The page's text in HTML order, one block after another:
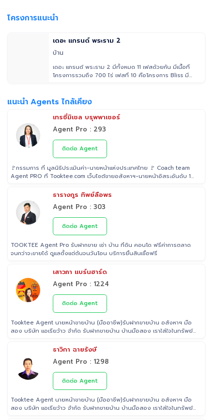
นอนทุกห้องมีห้องน้ำในตัว • พื้นที่ใช้สอยกว้าง โปร่งโล่งสบาย • ทำเลดี เดินทาง
สะดวก ใกล้ทางด่วนและสิ่งอำนวยความสะดวก ทำเลศักยภาพ: พระราม 2 - พัน
สัมชัญพระราม2, รพ.ชั้นนำต่างๆ สิ่งอำนวยความสะดวกโครงการ สระว่ายน้ำ,
สามารถดูหรือดาวน์โหลดไฟล์ pdf ได้ตามลิงค์ด้านล่างนี้
https://1drv.ms/b/c/1be6c7ff3f8d1fab/IQA2BCmM_go4RqTcsR-
a_nS0AcJUjQei3Wl_ENgF-Ba_0iA?e=M3wkIH
โครงการแนะนำ
เดอะ แกรนด์ พระราม 2
บ้าน
เดอะ แกรนด์ พระราม 2 มีทั้งหมด 11 เฟสด้วยกัน มีเนื้อที่
โครงการรวมถึง 700 ไร่ เฟสที่ 10 คือโครงการ Bliss มี
แนะนำ Agents ไกล้เคียง
เทรซี่มิเชล บรุพพาเชอร์
Agent Pro : 293
ติดต่อ Agent
🚩กรรมการ ที่ มูลนิธิประเมินค่า-นายหน้าแห่งประเทศไทย 🚩 Coach team
Agent PRO ที่ Tooktee.com เว็บไซต์ขายอสังหาฯ-นายหน้าอิสระอันดับ 1
อสังหาริมทรัพย์ไทย 🚩 Property Consultant ที่ Tooktee ขาย-ซื้อ บ้าน
มือสอง อสังหาริมทรัพย์ กรุงเทพและปริมณฑล 🚩 อนุกรรม ที่สมาคมนาย
หน้า อสังหาริมทรัพย์ 🚩 อดีต Sale นายหน้าอสังหาริมทรัพย์ ที่ RE/MAX
และ ERA
ธารางกูร ทิพย์ลือพร
Agent Pro : 303
ติดต่อ Agent
TOOKTEE Agent Pro รับฝากขาย เช่า บ้าน ที่ดิน คอนโด ฟรีค่าการตลาด
จนกว่าจะขายได้ ดูแลตั้งแต่ต้นจนวันโอน บริการยื่นสินเชื่อฟรี
เสาวภา แบร์นฮาร์ด
Agent Pro : 1224
ติดต่อ Agent
Tooktee Agent นายหน้าขายบ้าน (มืออาชีพ)รับฝากขายบ้าน อสังหาฯ มือ
สอง บริษัท แอเรียว้าว จำกัด รับฝากขายบ้าน บ้านมือสอง เราใส่ใจในทรัพย์
ตั้งแต่การประเมินราคา ถ่ายรูป/ทำการตลาด/โฆษณาผ่านสื่อต่างๆ/ เดินสิน
ขายที่ดิน และอสังหาริมทรัพย์ทุกประเภทได้ โดยทีมงานมืออาชีพ กว่า 2,000
ท่าน ที่มีประสบการณ์ด้านอสังหาริมทรัพย์ มากกว่า 25 ปี ครอบคลุมทั่วพื้นที่
กรุงเทพฯ ปริมณฑล โดยมีพันธมิตรธนาคารหลายแห่ง และทีมนิติกรรมของ
กรมที่ดินทุกพื้นที่ ไร้กังวลเรื่องการโอนกรรมสิทธิ์
ธาวิกา ฉายรังษี
Agent Pro : 1298
ติดต่อ Agent
Tooktee Agent นายหน้าขายบ้าน (มืออาชีพ)รับฝากขายบ้าน อสังหาฯ มือ
สอง บริษัท แอเรียว้าว จำกัด รับฝากขายบ้าน บ้านมือสอง เราใส่ใจในทรัพย์